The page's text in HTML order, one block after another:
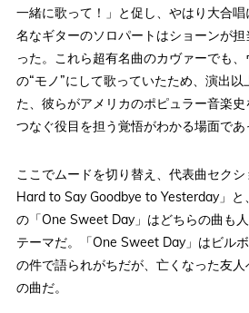
一緒に歌って！」と促し、やはり大合
名なギターのソロパートはショーンが
った。これら超有名曲のカヴァーでも
の“モノ”にして歌っていたため、演出以
た、彼らがアメリカのポピュラー音楽
つなぐ役目を担う覚悟がわかる場面であ
ここでムードを切り替え、代表曲セク
Hard to Say Goodbye to Yesterday」と
の「One Sweet Day」はどちらの曲も
テーマだ。「One Sweet Day」はビル
の件で語られがちだが、亡くなった友
の曲だ。